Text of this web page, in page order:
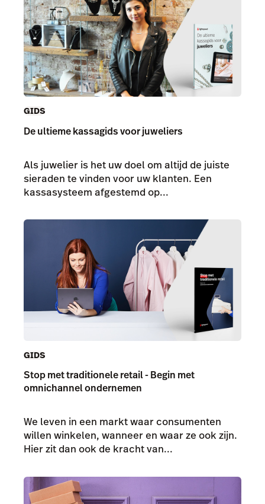
GIDS
De ultieme kassagids voor juweliers
Als juwelier is het uw doel om altijd de juiste
sieraden te vinden voor uw klanten. Een
kassasysteem afgestemd op...
GIDS
Stop met traditionele retail - Begin met
omnichannel ondernemen
We leven in een markt waar consumenten
willen winkelen, wanneer en waar ze ook zijn.
Hier zit dan ook de kracht van...